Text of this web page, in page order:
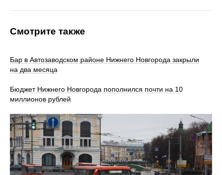
Смотрите также
Бар в Автозаводском районе Нижнего Новгорода закрыли
на два месяца
Бюджет Нижнего Новгорода пополнился почти на 10
миллионов рублей